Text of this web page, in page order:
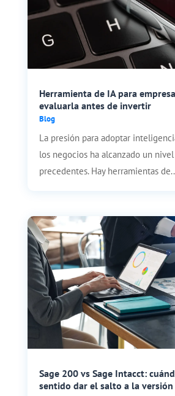
Herramienta de IA para
evaluarla antes de invertir
Blog
La presión para adoptar
los negocios ha alcanzado un
precedentes. Hay herramientas
Sage 200 vs Sage Intacct:
sentido dar el salto a la versión